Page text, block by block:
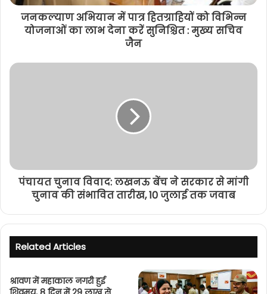
जनकल्याण अभियान में पात्र हितग्राहियों को विभिन्न
योजनाओं का लाभ देना करें सुनिश्चित : मुख्य सचिव
जैन
पंचायत चुनाव विवाद: लखनऊ बेंच ने सरकार से मांगी
चुनाव की संभावित तारीख, 10 जुलाई तक जवाब
Related Articles
श्रावण में महाकाल नगरी हुई